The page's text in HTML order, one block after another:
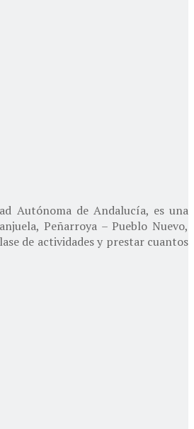
Autónoma de Andalucía, es una
Peñarroya – Pueblo Nuevo,
de actividades y prestar cuantos